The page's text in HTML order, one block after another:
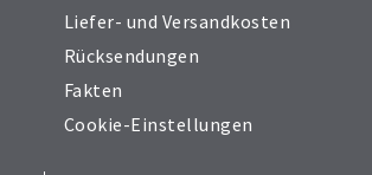
Liefer- und Versandkosten
Rücksendungen
Fakten
Cookie-Einstellungen